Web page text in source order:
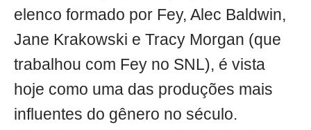
elenco formado por Fey, Alec Baldwin,
Jane Krakowski e Tracy Morgan (que
trabalhou com Fey no SNL), é vista
hoje como uma das produções mais
influentes do gênero no século.